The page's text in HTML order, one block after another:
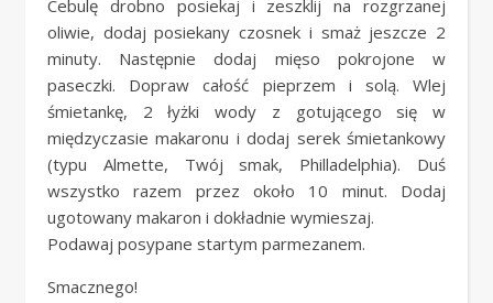
Cebulę drobno posiekaj i zeszklij na rozgrzanej
oliwie, dodaj posiekany czosnek i smaż jeszcze 2
minuty. Następnie dodaj mięso pokrojone w
paseczki. Dopraw całość pieprzem i solą. Wlej
śmietankę, 2 łyżki wody z gotującego się w
międzyczasie makaronu i dodaj serek śmietankowy
(typu Almette, Twój smak, Philladelphia). Duś
wszystko razem przez około 10 minut. Dodaj
ugotowany makaron i dokładnie wymieszaj.
Podawaj posypane startym parmezanem.
Smacznego!